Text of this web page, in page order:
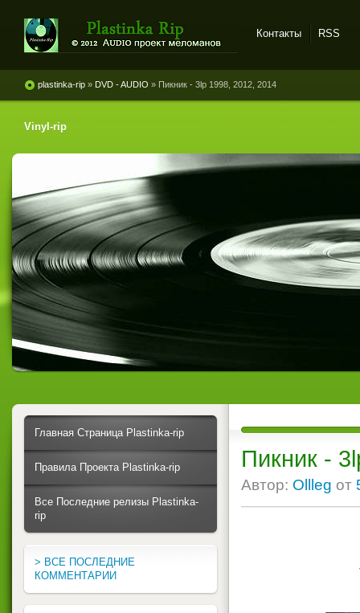
винила и магнитоальбомов
Контакты RSS
plastinka-rip » DVD - AUDIO » Пикник - 3lp 1998, 2012, 2014
Vinyl-rip
Пикник -
Автор: Ollleg от
Главная Страница Plastinka-rip
Правила Проекта Plastinka-rip
Все Последние релизы Plastinka-
rip
> ВСЕ ПОСЛЕДНИЕ
КОММЕНТАРИИ